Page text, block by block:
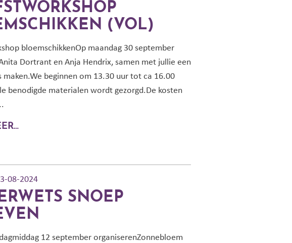
(VOL)
bloemschikkenOp maandag 30 september
Dortrant en Anja Hendrix, samen met jullie een
maken.We beginnen om 13.30 uur tot ca 16.00
benodigde materialen wordt gezorgd.De kosten
08-2024
SNOEP
12 september organiserenZonnebloem